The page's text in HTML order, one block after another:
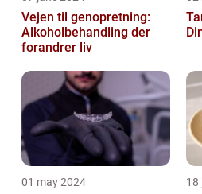
Vejen til genopretning:
Alkoholbehandling der
forandrer liv
01 may 2024 18